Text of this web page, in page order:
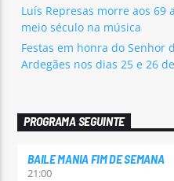
Luís Represas morre aos
meio século na música
Festas em honra do Senhor
Ardegães nos dias 25 e 26
PROGRAMA SEGUINTE
BAILE MANIA FIM DE SEMANA
21:00